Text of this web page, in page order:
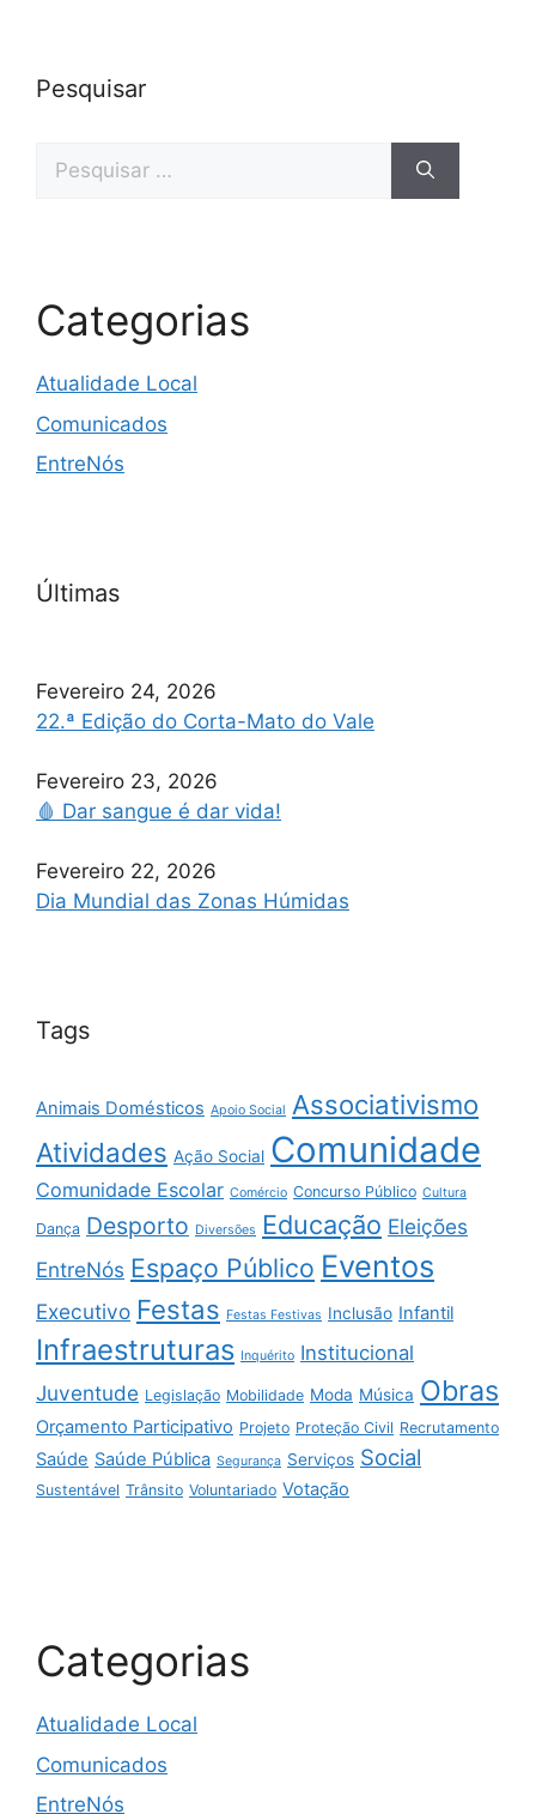
Pesquisar
Pesquisar
Categorias
Atualidade Local
Comunicados
EntreNós
Últimas
Fevereiro 24, 2026
22.ª Edição do Corta-Mato do Vale
Fevereiro 23, 2026
🩸 Dar sangue é dar vida!
Fevereiro 22, 2026
Dia Mundial das Zonas Húmidas
Tags
Animais Domésticos Apoio Social Associativismo
Atividades Ação Social Comunidade
Comunidade Escolar Comércio Concurso Público Cultura
Dança Desporto Diversões Educação Eleições
EntreNós Espaço Público Eventos
Executivo Festas Festas Festivas Inclusão Infantil
Infraestruturas Inquérito Institucional
Juventude Legislação Mobilidade Moda Música Obras
Orçamento Participativo Projeto Proteção Civil Recrutamento
Saúde Saúde Pública Segurança Serviços Social
Sustentável Trânsito Voluntariado Votação
Categorias
Atualidade Local
Comunicados
EntreNós